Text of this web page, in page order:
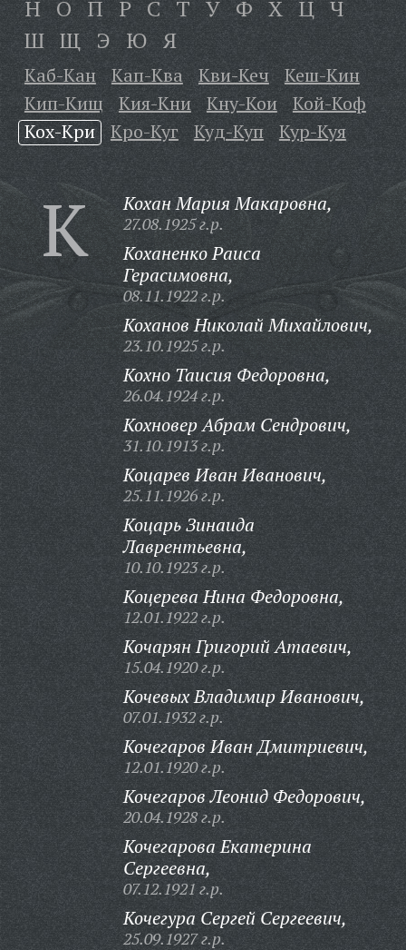
Н О П Р С Т У Ф Х Ц Ч
Ш Щ Э Ю Я
Каб-Кан Кап-Ква Кви-Кеч
Кеш-Кин
Кип-Кищ
Кия-Кни Кну-Кои
Кой-Коф
Кох-Кри
Кро-Куг Куд-Куп Кур-Куя
К Кохан Мария Макаровна,
27.08.1925 г.р.
Коханенко Раиса
Герасимовна,
08.11.1922 г.р.
Коханов Николай Михайлович,
23.10.1925 г.р.
Кохно Таисия Федоровна,
26.04.1924 г.р.
Кохновер Абрам Сендрович,
31.10.1913 г.р.
Коцарев Иван Иванович,
25.11.1926 г.р.
Коцарь Зинаида
Лаврентьевна,
10.10.1923 г.р.
Коцерева Нина Федоровна,
12.01.1922 г.р.
Кочарян Григорий Атаевич,
15.04.1920 г.р.
Кочевых Владимир Иванович,
07.01.1932 г.р.
Кочегаров Иван Дмитриевич,
12.01.1920 г.р.
Кочегаров Леонид Федорович,
20.04.1928 г.р.
Кочегарова Екатерина
Сергеевна,
07.12.1921 г.р.
Кочегура Сергей Сергеевич,
25.09.1927 г.р.